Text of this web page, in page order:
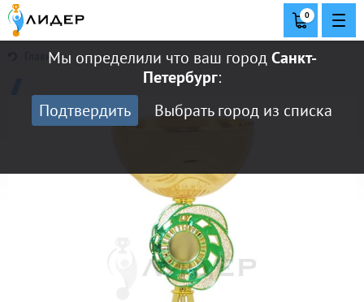
Мы определили что ваш городСанкт-
Петербург:
Подтвердить
Выбрать город из списка
0
Главная